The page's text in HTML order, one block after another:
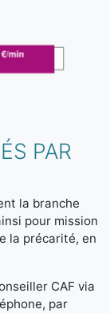
PAR
la branche
pour mission
la précarité, en
CAF via
par